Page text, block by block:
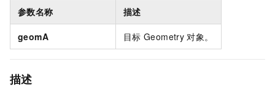
参数名称 描述
geomA 目标 Geometry 对象。
描述